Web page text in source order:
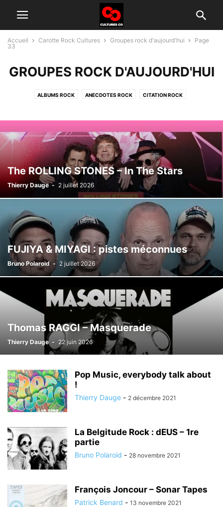
Accueil Carotte Rock Cultures Groupes rock d'aujourd'hui
Page
33
GROUPES ROCK D'AUJOURD'HUI
ALBUMS ROCK ANECDOTES ROCK CITATION ROCK
TÉLÉ ROCK
The ROLLING STONES – In The Stars
Thierry Dauge - 2 juillet 2026
FUJIYA & MIYAGI : pistes méconnues
Bruno Polaroid - 2 juillet 2026
Thomas RAGGI – Masquerade
Thierry Dauge - 22 juin 2026
Pop Music, everybody talk about
!
Thierry Dauge - 2 décembre 2021
La Belgitude Rock : dEUS – 1re
partie
Bruno Polaroid - 28 novembre 2021
François Joncour – Sonar Tapes
Patrick Benard - 13 novembre 2021